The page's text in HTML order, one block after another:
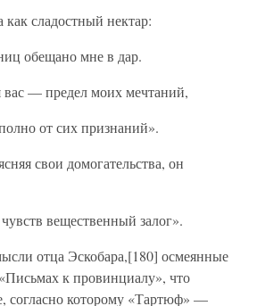
сладостный нектар:
обещано мне в дар.
— предел моих мечтаний,
от сих признаний».
свои домогательства, он
вещественный залог».
отца Эскобара,[180] осмеянные
к провинциалу», что
согласно которому «Тартюф» —